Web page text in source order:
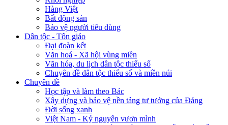
Hàng Việt
Bất động sản
Bảo vệ người tiêu dùng
Dân tộc - Tôn giáo
Đại đoàn kết
Văn hoá - Xã hội vùng miền
Văn hóa, du lịch dân tộc thiểu số
Chuyên đề dân tộc thiểu số và miền núi
Chuyên đề
Học tập và làm theo Bác
Xây dựng và bảo vệ nền tảng tư tưởng của Đảng
Đời sống xanh
Việt Nam - Kỷ nguyên vươn mình